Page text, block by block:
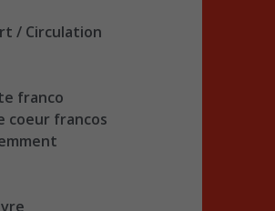
/ Circulation
franco
coeur francos